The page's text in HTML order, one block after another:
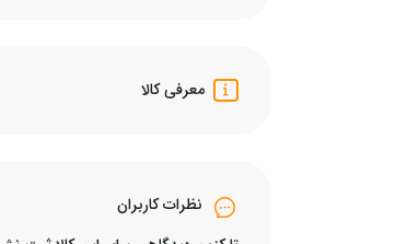
معرفی کالا
نظرات کاربران